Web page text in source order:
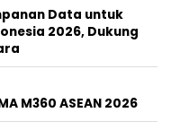
Data untuk
2026, Dukung
M360 ASEAN 2026